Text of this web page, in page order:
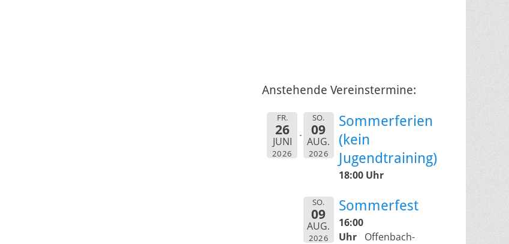
Anstehende Vereinstermine:
FR.
26
JUNI
2026
SO.
09
AUG.
2026
Sommerferien
(kein
Jugendtraining)
18:00 Uhr
SO.
09
AUG.
2026
Sommerfest
16:00
Uhr
Offenbach-